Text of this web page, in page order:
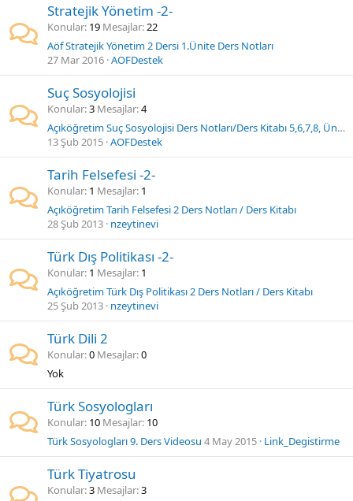
Stratejik Yönetim -2-
Konular 19 Mesajlar 22
Aöf Stratejik Yönetim 2 Dersi 1.Ünite Ders Notları
27 Mar 2016 AOFDestek
Suç Sosyolojisi
Konular 3 Mesajlar 4
Açıköğretim Suç Sosyolojisi Ders Notları/Ders Kitabı 5,6,7,8, Üniteler
13 Şub 2015 AOFDestek
Tarih Felsefesi -2-
Konular 1 Mesajlar 1
Açıköğretim Tarih Felsefesi 2 Ders Notları / Ders Kitabı
28 Şub 2013 nzeytinevi
Türk Dış Politikası -2-
Konular 1 Mesajlar 1
Açıköğretim Türk Dış Politikası 2 Ders Notları / Ders Kitabı
25 Şub 2013 nzeytinevi
Türk Dili 2
Konular 0 Mesajlar 0
Yok
Türk Sosyologları
Konular 10 Mesajlar 10
Türk Sosyologları 9. Ders Videosu 4 May 2015 Link_Degistirme
Türk Tiyatrosu
Konular 3 Mesajlar 3